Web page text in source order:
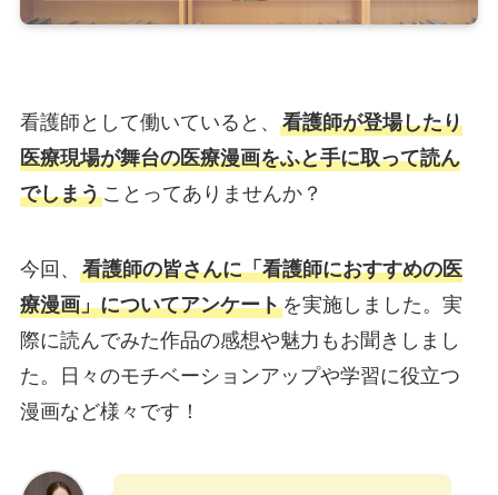
看護師として働いていると、 看護師が登場したり
医療現場が舞台の医療漫画をふと手に取って読ん
でしまうことってありませんか？
今回、 看護師の皆さんに「看護師におすすめの医
療漫画」についてアンケートを実施しました。実
際に読んでみた作品の感想や魅力もお聞きしまし
た。日々のモチベーションアップや学習に役立つ
漫画など様々です！